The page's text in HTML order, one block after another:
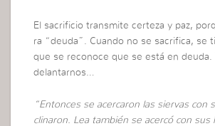
El sacrificio transmite certeza y paz,
ra “deuda”. Cuando no se sacrifica, se
que se reconoce que se está en deuda.
delantarnos…
“Entonces se acercaron las siervas con
clinaron. Lea también se acercó con sus